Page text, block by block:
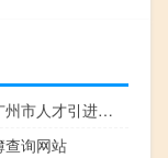
人才引进居住证办理 - 广州市人才引进办理居住证
查询网站